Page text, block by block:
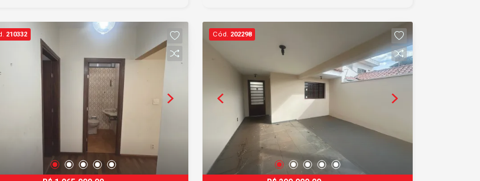
Padrão - Dormitórios: 2 aconchegantes
dormitórios - Garagens: 2 vagas de
garagem, proporcionando segurança e
comodidade - Área Construída: 97,00
m², oferecendo um espaço interno bem
distribuído - Área do Terreno: 217,00
m², com amplo quintal para lazer e
jardinagem Destaques: - Ambientes
bem iluminados e arejados - Cozinha
funcional com espaço para refeições -
Sala de estar espaçosa, perfeita para
210332 Cód. 202298